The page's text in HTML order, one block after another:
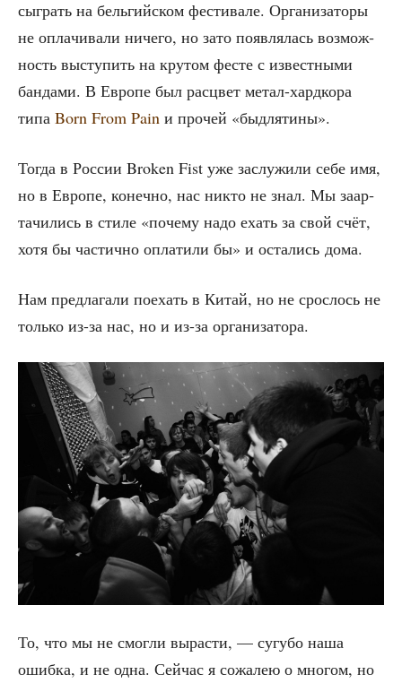
сыг­рать на бель­гий­ском фести­ва­ле. Орга­ни­за­то­ры
не опла­чи­ва­ли ниче­го, но зато появ­ля­лась воз­мож­
ность высту­пить на кру­том фесте с извест­ны­ми
бан­да­ми. В Евро­пе был рас­цвет метал-хард­ко­ра
типа Born From Pain и про­чей «быд­ля­ти­ны».
Тогда в Рос­сии Broken Fist уже заслу­жи­ли себе имя,
но в Евро­пе, конеч­но, нас никто не знал. Мы заар­
та­чи­лись в сти­ле «поче­му надо ехать за свой счёт,
хотя бы частич­но опла­ти­ли бы» и оста­лись дома.
Нам пред­ла­га­ли поехать в Китай, но не срос­лось не
толь­ко из-за нас, но и из-за организатора.
То, что мы не смог­ли вырас­ти, — сугу­бо наша
ошиб­ка, и не одна. Сей­час я сожа­лею о мно­гом, но